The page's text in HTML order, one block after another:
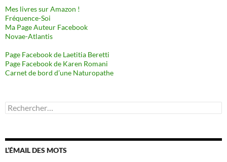
Mes livres sur Amazon !
Fréquence-Soi
Ma Page Auteur Facebook
Novae-Atlantis
Page Facebook de Laetitia Beretti
Page Facebook de Karen Romani
Carnet de bord d’une Naturopathe
Rechercher :
L’ÉMAIL DES MOTS